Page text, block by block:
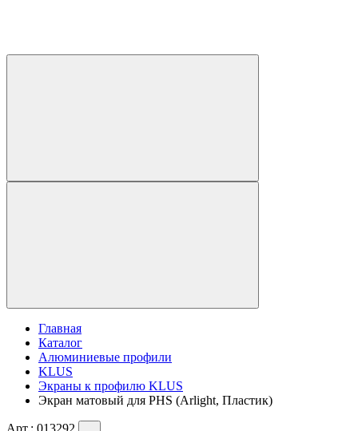
Главная
Каталог
Алюминиевые профили
KLUS
Экраны к профилю KLUS
Экран матовый для PHS (Arlight, Пластик)